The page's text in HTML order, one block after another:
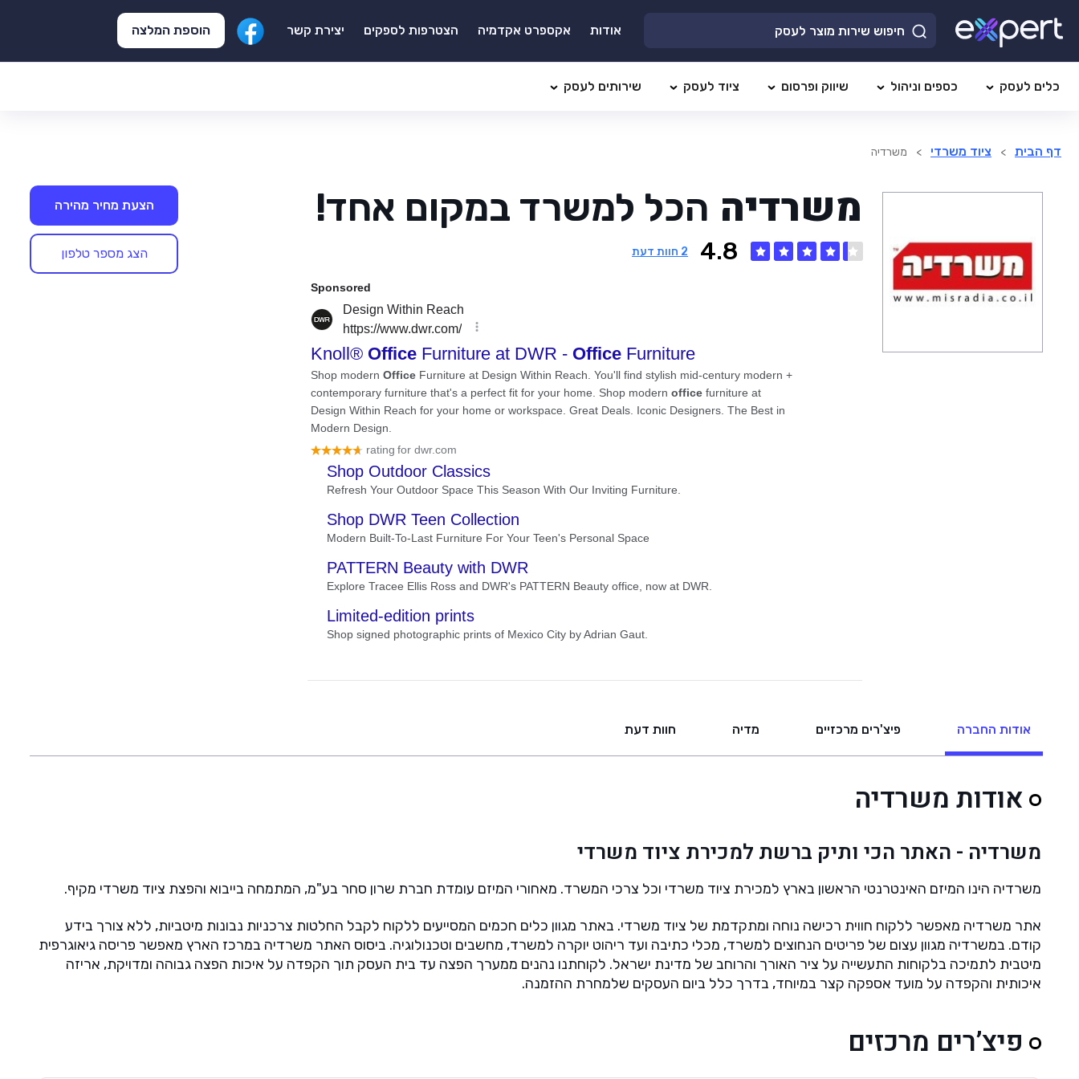
אודות אקספרט אקדמיה הצטרפות לספקים יצירת קשר הוספת המלצה
כלים לעסק כספים וניהול שיווק ופרסום ציוד לעסק שירותים לעסק
דף הבית > ציוד משרדי > משרדיה
משרדיה הכל למשרד במקום אחד!
4.8
2 חוות דעת
הצעת מחיר מהירה
הצג מספר טלפון
אודות החברה פיצ'רים מרכזיים מדיה חוות דעת
אודות משרדיה
משרדיה - האתר הכי ותיק ברשת למכירת ציוד משרדי
משרדיה הינו המיזם האינטרנטי הראשון בארץ למכירת ציוד משרדי וכל צרכי המשרד. מאחורי המיזם עומדת חברת שרון סחר בע"מ, המתמחה בייבוא והפצת ציוד משרדי מקיף.
אתר משרדיה מאפשר ללקוח חווית רכישה נוחה ומתקדמת של ציוד משרדי. באתר מגוון כלים חכמים המסייעים ללקוח לקבל החלטות צרכניות נבונות מיטביות, ללא צורך בידע
קודם. במשרדיה מגוון עצום של פריטים הנחוצים למשרד, מכלי כתיבה ועד ריהוט יוקרה למשרד, מחשבים וטכנולוגיה. ביסוס האתר משרדיה במרכז הארץ מאפשר פריסה גיאוגרפית
מיטבית לתמיכה בלקוחות התעשייה על ציר האורך והרוחב של מדינת ישראל. לקוחתנו נהנים ממערך הפצה עד בית העסק תוך הקפדה על איכות הפצה גבוהה ומדויקת, אריזה
איכותית והקפדה על מועד אספקה קצר במיוחד, בדרך כלל ביום העסקים שלמחרת ההזמנה.
פיצ’רים מרכזים